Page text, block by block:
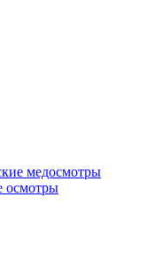
медосмотры
осмотры